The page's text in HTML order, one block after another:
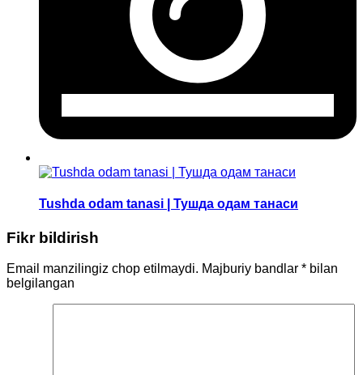
Tushda odam tanasi | Тушда одам танаси
Fikr bildirish
Email manzilingiz chop etilmaydi. Majburiy bandlar * bilan
belgilangan